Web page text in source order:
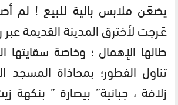
يضعَـن ملابس بالية للبيع ! لم
عَـرجت لأخترق المدينة القديمة عبر
طالها الإهمال ؛ وخاصة سقايتها
تناول الفطور؛ بمحاذاة
زلافة ، جبانية” بيصارة ” بنكهة